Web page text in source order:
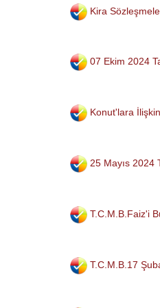
Kira
07 Ekim 2024
Konut'lara
25 Mayıs 2024
T.C.M.B.Faiz'i
T.C.M.B.17